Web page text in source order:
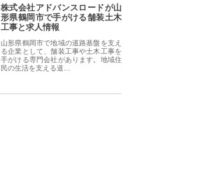
株式会社アドバンスロードが山
形県鶴岡市で手がける舗装土木
工事と求人情報
山形県鶴岡市で地域の道路基盤を支え
る企業として、舗装工事や土木工事を
手がける専門会社があります。地域住
民の生活を支える道…